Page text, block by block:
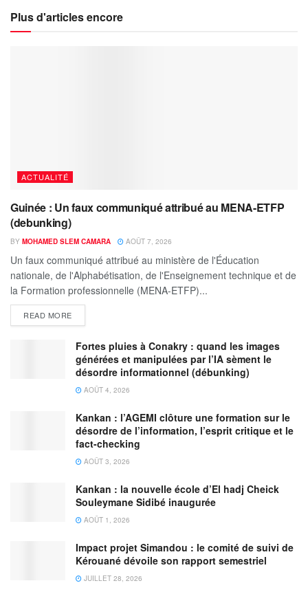
Plus d'articles encore
ACTUALITÉ
Guinée : Un faux communiqué attribué au MENA-ETFP
(debunking)
BY MOHAMED SLEM CAMARA AOÛT 7, 2026
Un faux communiqué attribué au ministère de l'Éducation
nationale, de l'Alphabétisation, de l'Enseignement technique et de
la Formation professionnelle (MENA-ETFP)...
READ MORE
Fortes pluies à Conakry : quand les images
générées et manipulées par l’IA sèment le
désordre informationnel (débunking)
AOÛT 4, 2026
Kankan : l’AGEMI clôture une formation sur le
désordre de l’information, l’esprit critique et le
fact-checking
AOÛT 3, 2026
Kankan : la nouvelle école d’El hadj Cheick
Souleymane Sidibé inaugurée
AOÛT 1, 2026
Impact projet Simandou : le comité de suivi de
Kérouané dévoile son rapport semestriel
JUILLET 28, 2026